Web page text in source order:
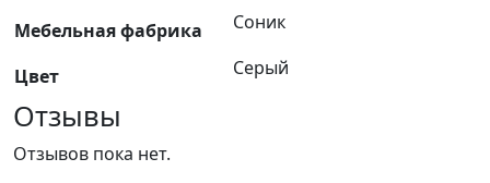
Мебельная фабрика Соник
Цвет Серый
Отзывы
Отзывов пока нет.